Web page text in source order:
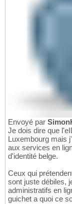
Envoyé par
Je dois dire que
Luxembourg mais
aux services en
d'identité belge.
Ceux qui
sont juste débiles,
administratifs en
guichet a quoi ce